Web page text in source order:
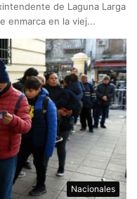
de Laguna Larga
enmarca en la viej...
Nacionales